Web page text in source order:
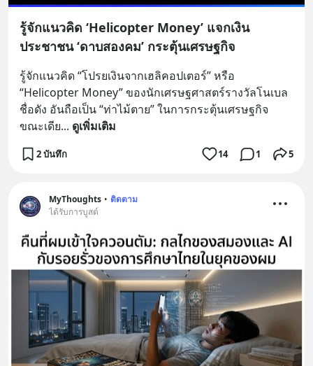
รู้จักแนวคิด ‘Helicopter Money’ แจกเงิน
ประชาชน ‘ดาบสองคม’ กระตุ้นเศรษฐกิจ
รู้จักแนวคิด “โปรยเงินจากเฮลิคอปเตอร์” หรือ
“Helicopter Money” ของนักเศรษฐศาสตร์รางวัลโนเบล
ชื่อดัง อันถือเป็น “ท่าไม้ตาย” ในการกระตุ้นเศรษฐกิจ
ขณะเดีย... ดูเพิ่มเติม
2 บันทึก 14 1 5
MyThoughts • ติดตาม
ได้รับการบูสต์